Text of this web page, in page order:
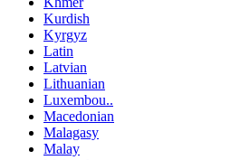
Kurdish
Kyrgyz
Latin
Latvian
Lithuanian
Luxembou..
Macedonian
Malagasy
Malay